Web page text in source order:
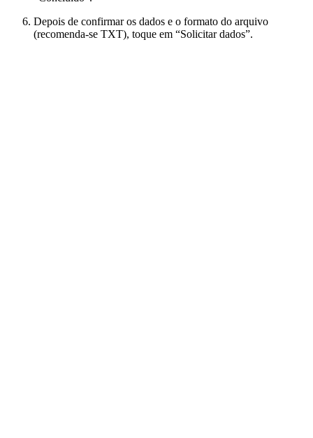
Depois de confirmar os dados e o formato do arquivo
(recomenda-se TXT), toque em “Solicitar dados”.